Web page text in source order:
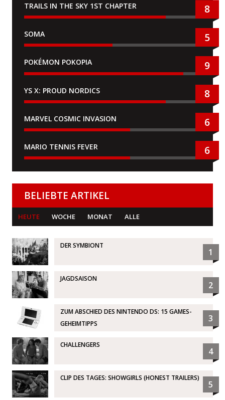
TRAILS IN THE SKY 1ST CHAPTER 8
SOMA 5
POKÉMON POKOPIA 9
YS X: PROUD NORDICS 8
MARVEL COSMIC INVASION 6
MARIO TENNIS FEVER 6
BELIEBTE ARTIKEL
HEUTE WOCHE MONAT ALLE
DER SYMBIONT
1
JAGDSAISON
2
ZUM ABSCHIED DES NINTENDO DS: 15 GAMES-
GEHEIMTIPPS
3
CHALLENGERS
4
CLIP DES TAGES: SHOWGIRLS (HONEST TRAILERS)
5